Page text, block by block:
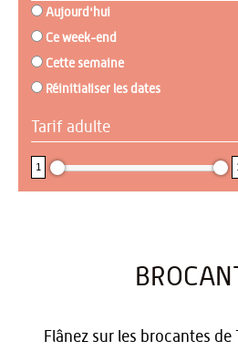
Aujourd'hui
Ce week-end
Cette semaine
Réinitialiser les dates
Tarif adulte
1
Flânez sur les brocantes